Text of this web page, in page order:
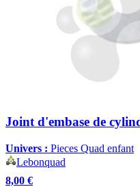
Joint d'embase de
Univers : Pieces Quad enfant
Lebonquad
8,00 €